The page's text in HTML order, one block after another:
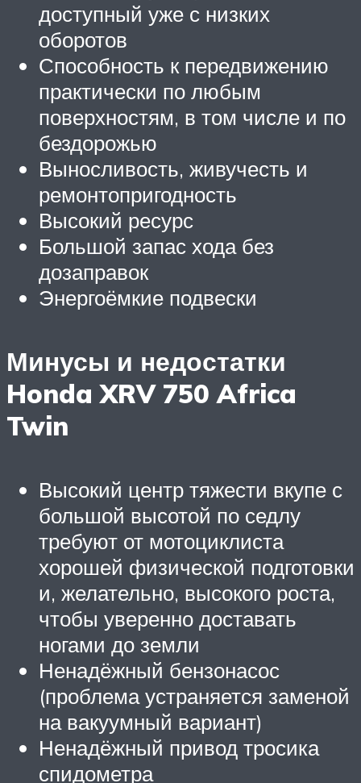
доступный уже с низких
оборотов
Способность к передвижению
практически по любым
поверхностям, в том числе и по
бездорожью
Выносливость, живучесть и
ремонтопригодность
Высокий ресурс
Большой запас хода без
дозаправок
Энергоёмкие подвески
Минусы и недостатки
Honda XRV 750 Africa
Twin
Высокий центр тяжести вкупе с
большой высотой по седлу
требуют от мотоциклиста
хорошей физической подготовки
и, желательно, высокого роста,
чтобы уверенно доставать
ногами до земли
Ненадёжный бензонасос
(проблема устраняется заменой
на вакуумный вариант)
Ненадёжный привод тросика
спидометра